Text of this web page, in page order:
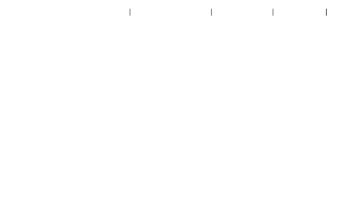
| | | |